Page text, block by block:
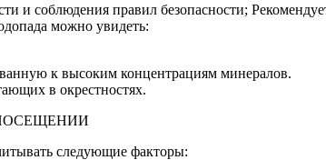
и соблюдения правил безопасности;
можно увидеть:
к высоким концентрациям минералов.
в окрестностях.
следующие факторы: